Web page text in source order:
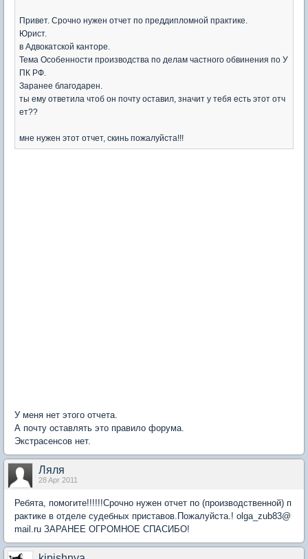
Привет. Срочно нужен отчет по преддипломной практике.
Юрист.
в Адвокатской канторе.
Тема Особенности производства по делам частного обвинения по У
ПК РФ.
Заранее благодарен.
ты ему ответила чтоб он почту оставил, значит у тебя есть этот отч
ет??
мне нужен этот отчет, скинь пожалуйста!!!
У меня нет этого отчета.
А почту оставлять это правило форума.
Экстрасенсов нет.
Ляля
28 Apr 2011
Ребята, помогите!!!!!!Срочно нужен отчет по (производственной) п
рактике в отделе судебных приставов.Пожалуйста.! olga_zub83@
mail.ru ЗАРАНЕЕ ОГРОМНОЕ СПАСИБО!